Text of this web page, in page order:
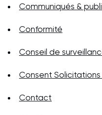
Communiqués &
Conformité
Conseil de
Consent
Contact